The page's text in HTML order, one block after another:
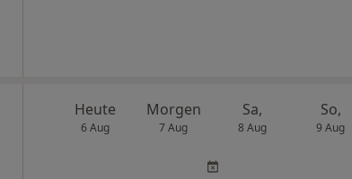
Heute
6 Aug
Morgen
7 Aug
Sa,
8 Aug
So,
9 Aug